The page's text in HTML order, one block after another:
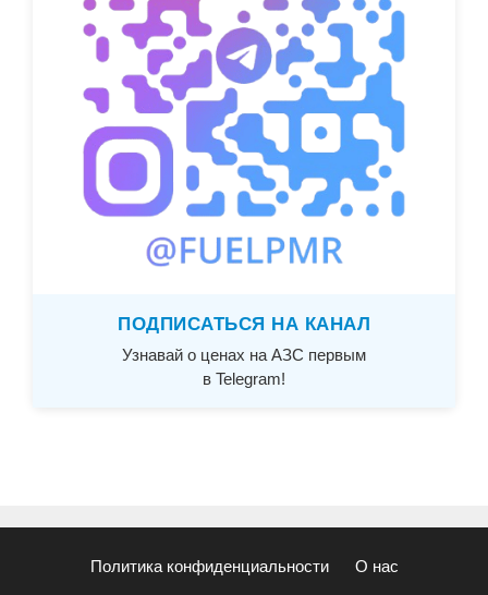
ПОДПИСАТЬСЯ НА КАНАЛ
Узнавай о ценах на АЗС первым
в Telegram!
Политика конфиденциальности О нас